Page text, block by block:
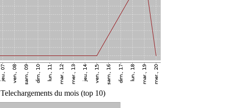
Telechargements du mois (top 10)